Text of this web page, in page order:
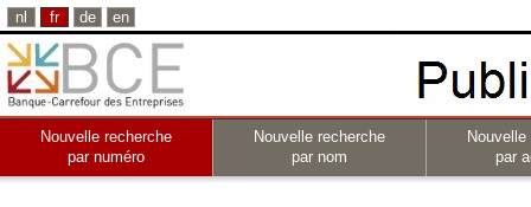
nl fr de en
Nouvelle recherche
par numéro
Nouvelle recherche
par nom
par